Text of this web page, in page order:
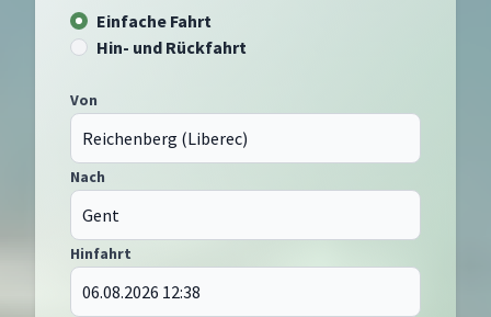
Einfache Fahrt
Hin- und Rückfahrt
Von
Nach
Hinfahrt